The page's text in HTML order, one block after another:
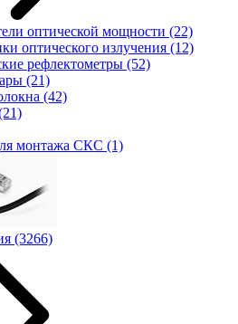
оптической мощности (22)
оптического излучения (12)
рефлектометры (52)
(21)
(42)
монтажа СКС (1)
(3266)